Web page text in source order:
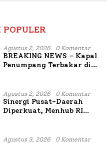
Agustus 2, 2026 0 Komentar
BREAKING NEWS – Kapal
Penumpang Terbakar di
Agustus 2, 2026 0 Komentar
Sinergi Pusat-Daerah
Diperkuat, Menhub RI
Mutiara Sentosa II
Agustus 3, 2026 0 Komentar